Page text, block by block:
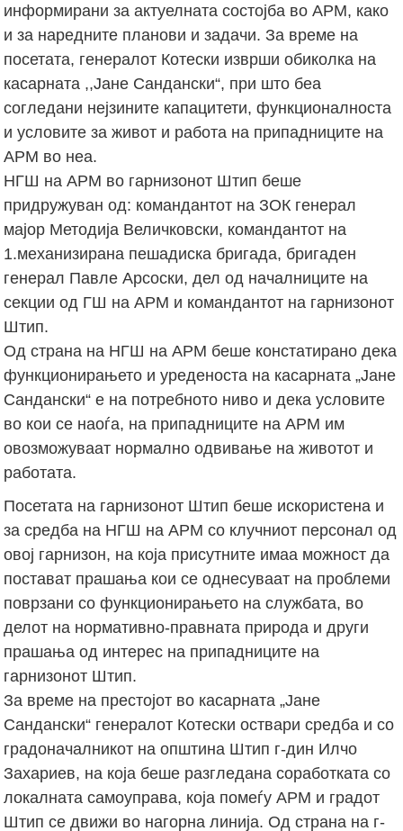
информирани за актуелната состојба во АРМ, како
и за наредните планови и задачи. За време на
посетата, генералот Котески изврши обиколка на
касарната ,,Јане Сандански“, при што беа
согледани нејзините капацитети, функционалноста
и условите за живот и работа на припадниците на
АРМ во неа.
НГШ на АРМ во гарнизонот Штип беше
придружуван од: командантот на ЗОК генерал
мајор Методија Величковски, командантот на
1.механизирана пешадиска бригада, бригаден
генерал Павле Арсоски, дел од началниците на
секции од ГШ на АРМ и командантот на гарнизонот
Штип.
Од страна на НГШ на АРМ беше констатирано дека
функционирањето и уреденоста на касарната „Јане
Сандански“ е на потребното ниво и дека условите
во кои се наоѓа, на припадниците на АРМ им
овозможуваат нормално одвивање на животот и
работата.
Посетата на гарнизонот Штип беше искористена и
за средба на НГШ на АРМ со клучниот персонал од
овој гарнизон, на која присутните имаа можност да
постават прашања кои се однесуваат на проблеми
поврзани со функционирањето на службата, во
делот на нормативно-правната природа и други
прашања од интерес на припадниците на
гарнизонот Штип.
За време на престојот во касарната „Јане
Сандански“ генералот Котески оствари средба и со
градоначалникот на општина Штип г-дин Илчо
Захариев, на која беше разгледана соработката со
локалната самоуправа, која помеѓу АРМ и градот
Штип се движи во нагорна линија. Од страна на г-